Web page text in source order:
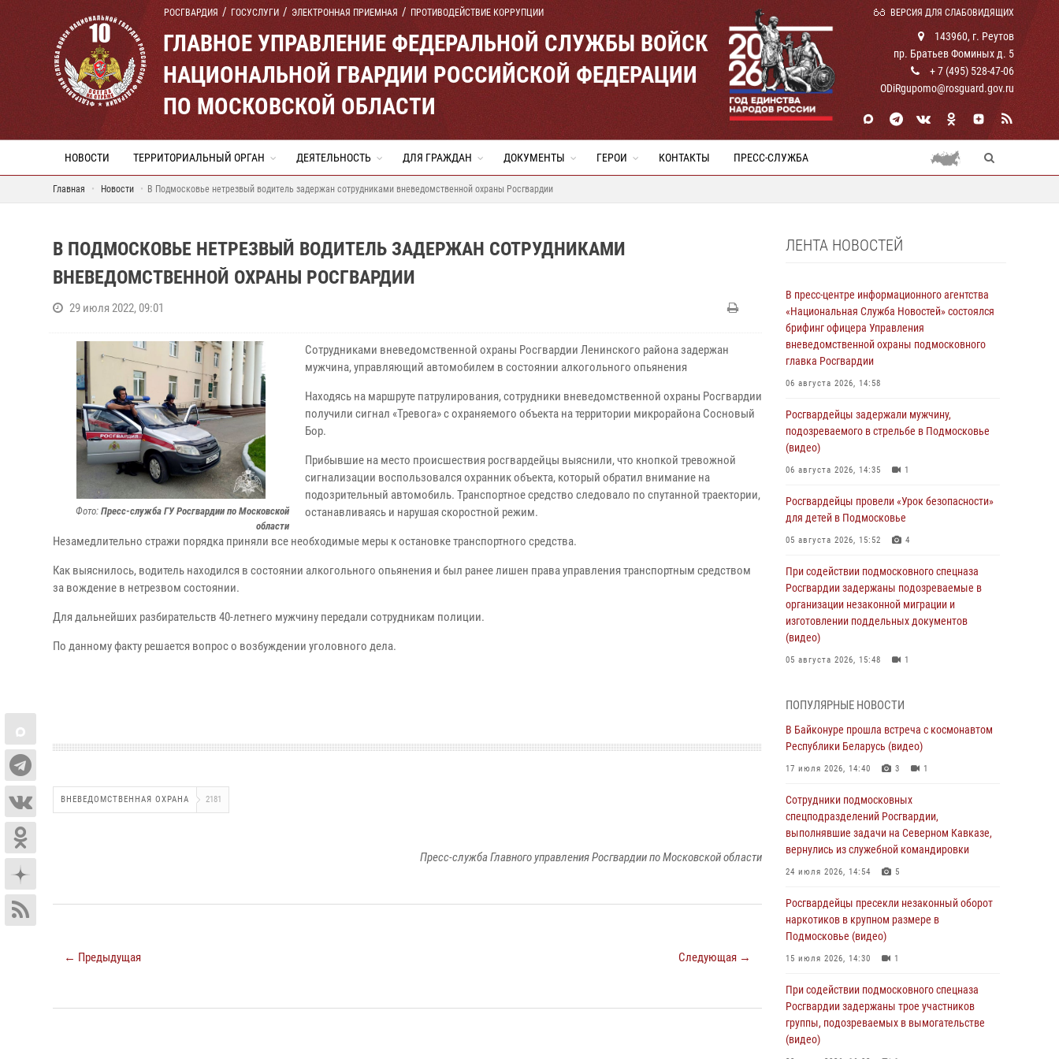
РОСГВАРДИЯ ГОСУСЛУГИ ЭЛЕКТРОННАЯ ПРИЕМНАЯ ПРОТИВОДЕЙСТВИЕ КОРРУПЦИИ ВЕРСИЯ ДЛЯ СЛАБОВИДЯЩИХ
ГЛАВНОЕ УПРАВЛЕНИЕ ФЕДЕРАЛЬНОЙ СЛУЖБЫ ВОЙСК
НАЦИОНАЛЬНОЙ ГВАРДИИ РОССИЙСКОЙ ФЕДЕРАЦИИ
ПО МОСКОВСКОЙ ОБЛАСТИ
143960, г. Реутов
пр. Братьев Фоминых д. 5
+ 7 (495) 528-47-06
ODiRgupomo@rosguard.gov.ru
НОВОСТИ ТЕРРИТОРИАЛЬНЫЙ ОРГАН ДЕЯТЕЛЬНОСТЬ ДЛЯ ГРАЖДАН ДОКУМЕНТЫ ГЕРОИ КОНТАКТЫ ПРЕСС-СЛУЖБА
Главная Новости В Подмосковье нетрезвый водитель задержан сотрудниками вневедомственной охраны Росгвардии
В ПОДМОСКОВЬЕ НЕТРЕЗВЫЙ ВОДИТЕЛЬ ЗАДЕРЖАН СОТРУДНИКАМИ
ВНЕВЕДОМСТВЕННОЙ ОХРАНЫ РОСГВАРДИИ
29 июля 2022, 09:01
Фото: Пресс-служба ГУ Росгвардии по Московской
области
Сотрудниками вневедомственной охраны Росгвардии Ленинского района задержан
мужчина, управляющий автомобилем в состоянии алкогольного опьянения
Находясь на маршруте патрулирования, сотрудники вневедомственной охраны Росгвардии
получили сигнал «Тревога» с охраняемого объекта на территории микрорайона Сосновый
Бор.
Прибывшие на место происшествия росгвардейцы выяснили, что кнопкой тревожной
сигнализации воспользовался охранник объекта, который обратил внимание на
подозрительный автомобиль. Транспортное средство следовало по спутанной траектории,
останавливаясь и нарушая скоростной режим.
Незамедлительно стражи порядка приняли все необходимые меры к остановке транспортного средства.
Как выяснилось, водитель находился в состоянии алкогольного опьянения и был ранее лишен права управления транспортным средством
за вождение в нетрезвом состоянии.
Для дальнейших разбирательств 40-летнего мужчину передали сотрудникам полиции.
По данному факту решается вопрос о возбуждении уголовного дела.
ВНЕВЕДОМСТВЕННАЯ ОХРАНА 2181
Пресс-служба Главного управления Росгвардии по Московской области
← Предыдущая Следующая →
ЛЕНТА НОВОСТЕЙ
В пресс-центре информационного агентства
«Национальная Служба Новостей» состоялся
брифинг офицера Управления
вневедомственной охраны подмосковного
главка Росгвардии
06 августа 2026, 14:58
Росгвардейцы задержали мужчину,
подозреваемого в стрельбе в Подмосковье
(видео)
06 августа 2026, 14:35 1
Росгвардейцы провели «Урок безопасности»
для детей в Подмосковье
05 августа 2026, 15:52 4
При содействии подмосковного спецназа
Росгвардии задержаны подозреваемые в
организации незаконной миграции и
изготовлении поддельных документов
(видео)
05 августа 2026, 15:48 1
супермаркета в Подмосковье (видео)
03 августа 2026, 15:32 1
Росгвардейцы пресекли кражу сантехники,
Подмосковье (видео)
03 августа 2026, 15:08 1
В Подмосковье отметили годовщину со Дня
образования ОМОН «Пересвет»
Офицер подмосковного главка Росгвардии
стал гостем эфира «Радио 1»
01 августа 2026, 17:57
Росгвардейцы задержали рецидивиста,
подозреваемого в краже на крупную сумму в
Подмосковье
31 июля 2026, 13:00
ПОПУЛЯРНЫЕ НОВОСТИ
В Байконуре прошла встреча с космонавтом
Республики Беларусь (видео)
17 июля 2026, 14:40 3 1
Сотрудники подмосковных
спецподразделений Росгвардии,
выполнявшие задачи на Северном Кавказе,
вернулись из служебной командировки
24 июля 2026, 14:54 5
Росгвардейцы пресекли незаконный оборот
наркотиков в крупном размере в
Подмосковье (видео)
15 июля 2026, 14:30 1
При содействии подмосковного спецназа
Росгвардии задержаны трое участников
группы, подозреваемых в вымогательстве
(видео)